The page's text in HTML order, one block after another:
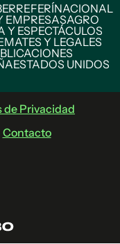
REFERÍNACIONAL
EMPRESASAGRO
Y ESPECTÁCULOS
Y LEGALES
ESTADOS UNIDOS
de Privacidad
Contacto